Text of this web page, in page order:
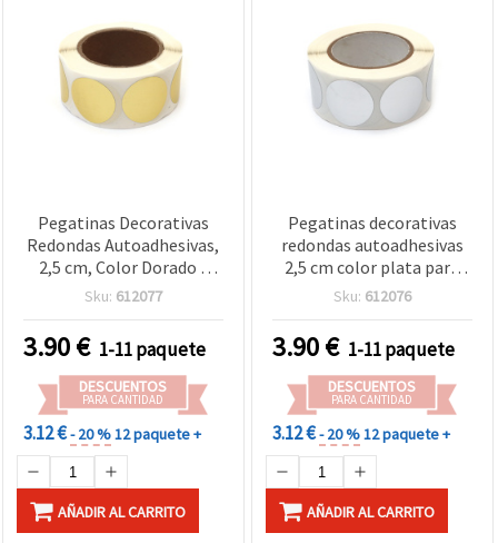
Pegatinas Decorativas
Redondas Autoadhesivas,
2,5 cm, Color Dorado -
Pack de 500 uds para
scrapbooking
Sku: 612077
3.90€ 1-11 paquete
DESCUENTOS
PARA CANTIDAD
3.12 €- 20 %12 paquete +
AÑADIR AL CARRITO
Pegatinas decorativas
redondas autoadhesivas
2,5 cm color plata para
manualidades y
Sku: 612076
3.90€ 1-11 paquete
DESCUENTOS
PARA CANTIDAD
3.12 €- 20 %12 paquete +
AÑADIR AL CARRITO